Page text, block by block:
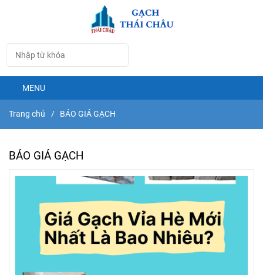
MENU
Trang chủ / BÁO GIÁ GẠCH
BÁO GIÁ GẠCH